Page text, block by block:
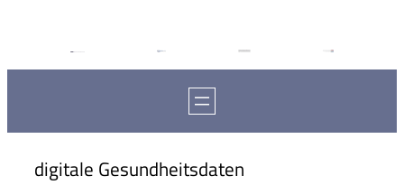
digitale Gesundheitsdaten